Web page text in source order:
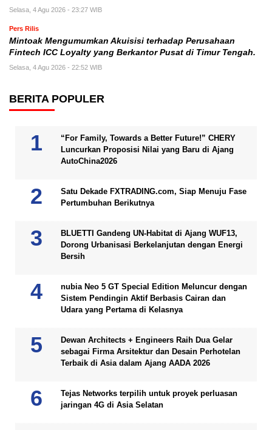
Selasa, 4 Agu 2026 - 23:27 WIB
Pers Rilis
Mintoak Mengumumkan Akuisisi terhadap Perusahaan
Fintech ICC Loyalty yang Berkantor Pusat di Timur Tengah.
Selasa, 4 Agu 2026 - 22:52 WIB
BERITA POPULER
“For Family, Towards a Better Future!” CHERY
Luncurkan Proposisi Nilai yang Baru di Ajang
AutoChina2026
Satu Dekade FXTRADING.com, Siap Menuju Fase
Pertumbuhan Berikutnya
BLUETTI Gandeng UN-Habitat di Ajang WUF13,
Dorong Urbanisasi Berkelanjutan dengan Energi
Bersih
nubia Neo 5 GT Special Edition Meluncur dengan
Sistem Pendingin Aktif Berbasis Cairan dan
Udara yang Pertama di Kelasnya
Dewan Architects + Engineers Raih Dua Gelar
sebagai Firma Arsitektur dan Desain Perhotelan
Terbaik di Asia dalam Ajang AADA 2026
Tejas Networks terpilih untuk proyek perluasan
jaringan 4G di Asia Selatan